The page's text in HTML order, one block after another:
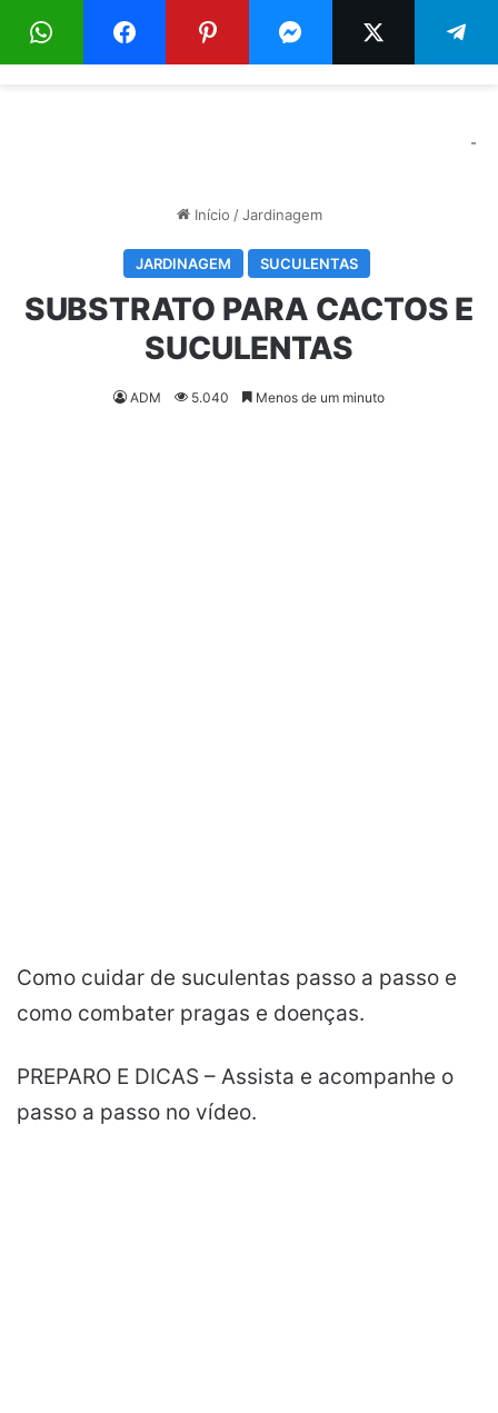
Menu
-
Início / Jardinagem
JARDINAGEM SUCULENTAS
SUBSTRATO PARA CACTOS E
SUCULENTAS
ADM 5.040 Menos de um minuto
Como cuidar de suculentas passo a passo e
como combater pragas e doenças.
PREPARO E DICAS – Assista e acompanhe o
passo a passo no vídeo.